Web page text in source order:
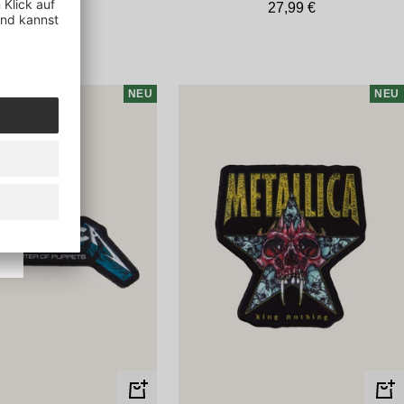
Angebotspreis
27,99 €
Angebotspreis
27,99 €
NEU NEU